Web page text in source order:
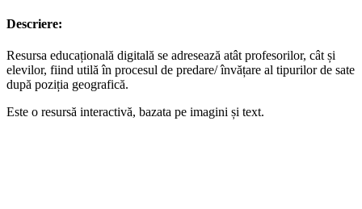
Descriere:
Resursa educațională digitală se adresează atât profesorilor, cât și
elevilor, fiind utilă în procesul de predare/ învățare al tipurilor de sate
după poziția geografică.
Este o resursă interactivă, bazata pe imagini și text.